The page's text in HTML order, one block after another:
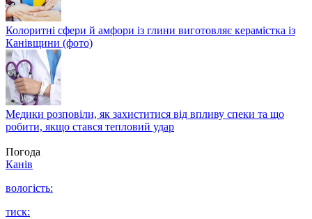
Колоритні сфери й амфори із глини виготовляє керамістка із
Канівщини (фото)
Медики розповіли, як захиститися від впливу спеки та що
робити, якщо стався тепловий удар
Погода
Канів
вологість:
тиск: